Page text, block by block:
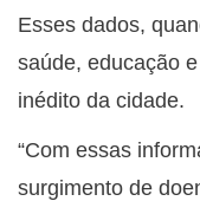
Esses dados,
saúde, educação
inédito da cidade.
“Com essas
surgimento de